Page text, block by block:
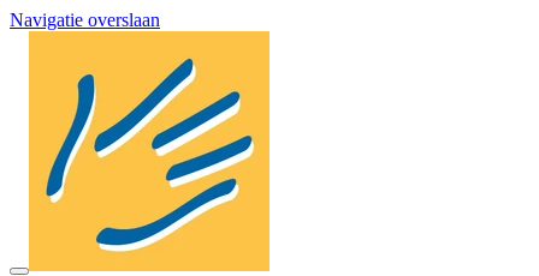
Navigatie overslaan